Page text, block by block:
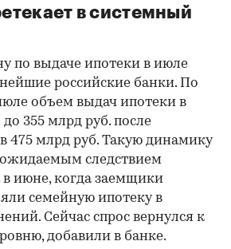
в системный
по выдаче ипотеки в июле
российские банки. По
объем выдач ипотеки в
355 млрд руб. после
475 млрд руб. Такую динамику
ожидаемым следствием
в июне, когда заемщики
семейную ипотеку в
Сейчас спрос вернулся к
добавили в банке.